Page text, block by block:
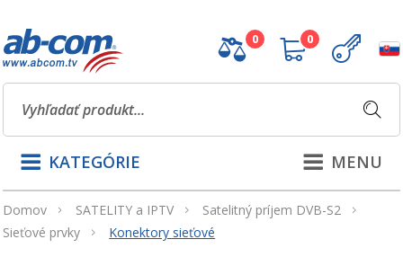
0 0
MENU
KATEGÓRIE
Domov SATELITY a IPTV
Satelitný príjem DVB-S2
Sieťové prvky
Konektory sieťové